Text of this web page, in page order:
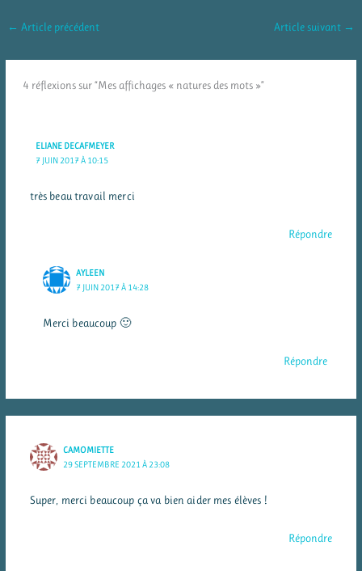
← Article précédent Article suivant →
4 réflexions sur “Mes affichages « natures des mots »”
ELIANE DECAFMEYER
7 JUIN 2017 À 10:15
très beau travail merci
Répondre
AYLEEN
7 JUIN 2017 À 14:28
Merci beaucoup 🙂
Répondre
CAMOMIETTE
29 SEPTEMBRE 2021 À 23:08
Super, merci beaucoup ça va bien aider mes élèves !
Répondre